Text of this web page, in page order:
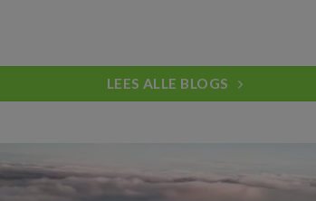
LEES ALLE BLOGS